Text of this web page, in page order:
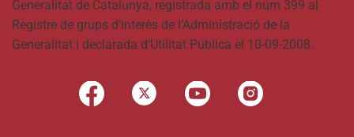
Generalitat de Catalunya, registrada amb el núm 399 al
Registre de grups d’interès de l’Administració de la
Generalitat i declarada d’Utilitat Pública el 10-09-2008.